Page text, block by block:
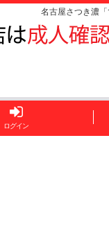
名古屋さつき濃
ログイン